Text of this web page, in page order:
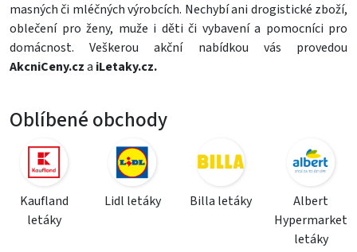
masnýchči mléčných výrobcích. Nechybí ani drogistické zboží,
oblečení pro ženy, muže i děti či vybavení a pomocníci pro
domácnost. Veškerou akční nabídkou vás provedou
AkcniCeny.cza iLetaky.cz.
Oblíbené obchody
Kaufland
letáky
Lidl letáky Billa letáky
Albert
Hypermarket
letáky